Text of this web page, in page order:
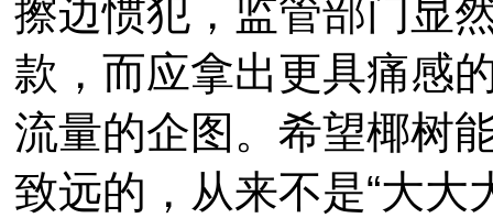
擦边惯犯，监管部门显
款，而应拿出更具痛感
流量的企图。希望椰树
致远的，从来不是“大大